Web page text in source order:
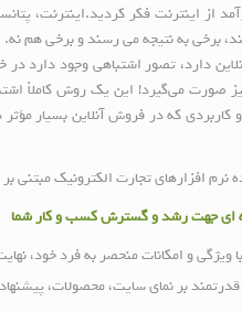
از اینترنت فکر کردید.اینترنت،
برخی به نتیجه می رسند و برخی
دارد، تصور اشتباهی وجود دارد
صورت می‌گیرد! این یک روش کاملاً
که در فروش آنلاین بسیار
نرم افزارهای تجارت الکترونیک مبتنی
ای جهت رشد و گسترش کسب و کار شما
ویژگی و امکانات منحصر به فرد خود،
بر نمای سایت، محصولات،